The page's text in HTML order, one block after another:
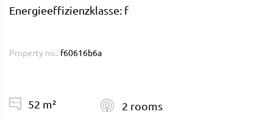
Energieeffizienzklasse: f
Property no.: f60616b6a
52 m²
2 rooms